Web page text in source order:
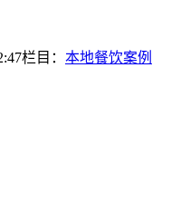
栏目： 本地餐饮案例